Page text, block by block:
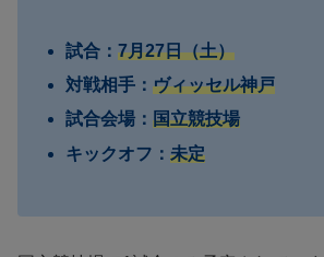
試合：7月27日（土）
対戦相手：ヴィッセル神戸
試合会場：国立競技場
キックオフ：未定